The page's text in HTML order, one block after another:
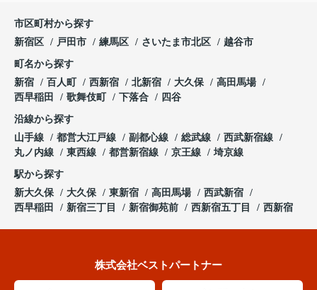
市区町村から探す
新宿区
戸田市 練馬区 さいたま市北区 越谷市
町名から探す
新宿
百人町 西新宿 北新宿 大久保
高田馬場
西早稲田
歌舞伎町 下落合 四谷
沿線から探す
山手線
都営大江戸線 副都心線 総武線
西武新宿線
丸ノ内線
東西線 都営新宿線 京王線 埼京線
駅から探す
新大久保
大久保 東新宿 高田馬場
西武新宿
西早稲田
新宿三丁目 新宿御苑前 西新宿五丁目 西新宿
株式会社ベストパートナー